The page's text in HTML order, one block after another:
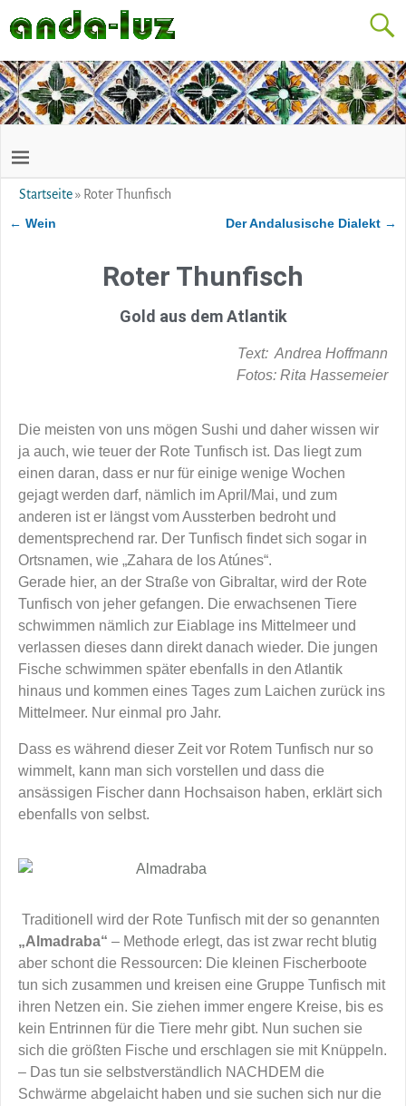
Startseite» Roter Thunfisch
← Wein Der Andalusische Dialekt →
Roter Thunfisch
Gold aus dem Atlantik
Text: Andrea Hoffmann
Fotos: Rita Hassemeier
Die meisten von uns mögen Sushi und daher wissen wir
ja auch, wie teuer der Rote Tunfisch ist. Das liegt zum
einen daran, dass er nur für einige wenige Wochen
gejagt werden darf, nämlich im April/Mai, und zum
anderen ist er längst vom Aussterben bedroht und
dementsprechend rar. Der Tunfisch findet sich sogar in
Ortsnamen, wie „Zahara de los Atúnes“.
Gerade hier, an der Straße von Gibraltar, wird der Rote
Tunfisch von jeher gefangen. Die erwachsenen Tiere
schwimmen nämlich zur Eiablage ins Mittelmeer und
verlassen dieses dann direkt danach wieder. Die jungen
Fische schwimmen später ebenfalls in den Atlantik
hinaus und kommen eines Tages zum Laichen zurück ins
Mittelmeer. Nur einmal pro Jahr.
Dass es während dieser Zeit vor Rotem Tunfisch nur so
wimmelt, kann man sich vorstellen und dass die
ansässigen Fischer dann Hochsaison haben, erklärt sich
ebenfalls von selbst.
Traditionell wird der Rote Tunfisch mit der so genannten
„Almadraba“ – Methode erlegt, das ist zwar recht blutig
aber schont die Ressourcen: Die kleinen Fischerboote
tun sich zusammen und kreisen eine Gruppe Tunfisch mit
ihren Netzen ein. Sie ziehen immer engere Kreise, bis es
kein Entrinnen für die Tiere mehr gibt. Nun suchen sie
sich die größten Fische und erschlagen sie mit Knüppeln.
– Das tun sie selbstverständlich NACHDEM die
Schwärme abgelaicht haben und sie suchen sich nur die